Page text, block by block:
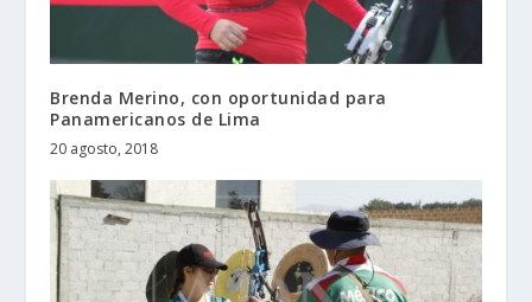
Brenda Merino, con oportunidad para
Panamericanos de Lima
20 agosto, 2018